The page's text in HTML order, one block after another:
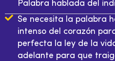
Palabra hablada del
‍Se necesita la palabra
intenso del corazón
perfecta la ley de la
adelante para que